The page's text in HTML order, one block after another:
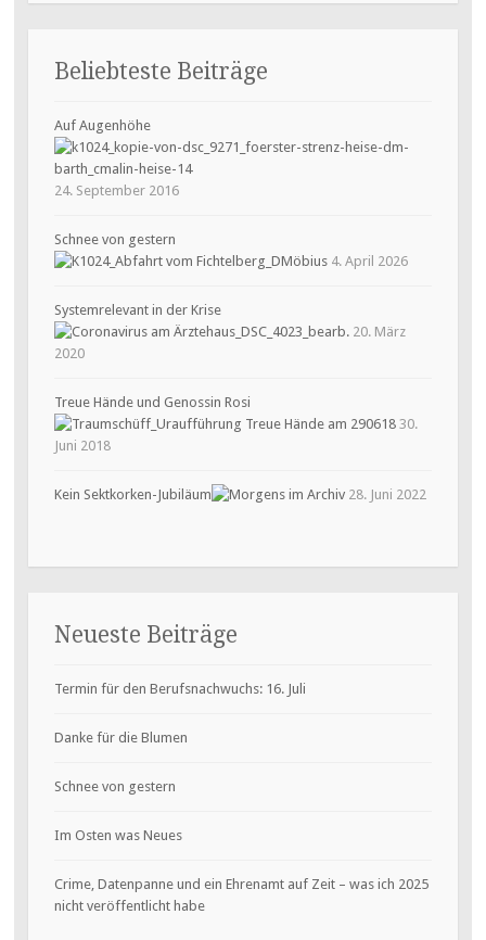
Beliebteste Beiträge
Auf Augenhöhe
24. September 2016
Schnee von gestern
4. April 2026
Systemrelevant in der Krise
20. März
2020
Treue Hände und Genossin Rosi
30.
Juni 2018
Kein Sektkorken-Jubiläum 28. Juni 2022
Neueste Beiträge
Termin für den Berufsnachwuchs: 16. Juli
Danke für die Blumen
Schnee von gestern
Im Osten was Neues
Crime, Datenpanne und ein Ehrenamt auf Zeit – was ich 2025
nicht veröffentlicht habe